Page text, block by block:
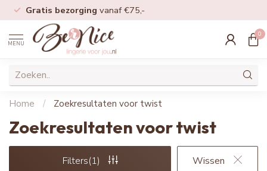
Gratis bezorging vanaf €75,-
MENU
0
Home / Zoekresultaten voor twist
Zoekresultaten voor twist
Filters(1) Wissen